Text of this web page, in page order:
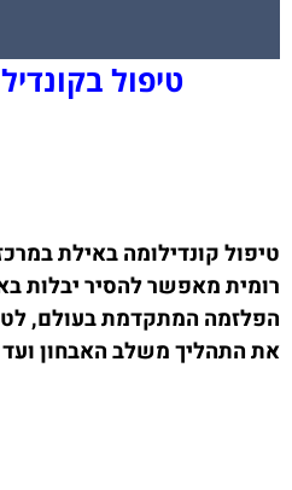
טיפול
טיפול קונדילומה באילת
רומית מאפשר להסיר יבלות
הפלזמה המתקדמת בעולם,
את התהליך משלב האבחון